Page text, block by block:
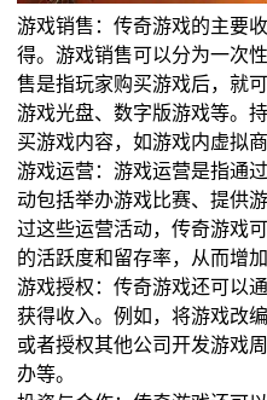
游戏销售：传奇游戏的主要
得。游戏销售可以分为一次
售是指玩家购买游戏后，就
游戏光盘、数字版游戏等。
买游戏内容，如游戏内虚拟
游戏运营：游戏运营是指通
动包括举办游戏比赛、提供
过这些运营活动，传奇游戏
的活跃度和留存率，从而增
游戏授权：传奇游戏还可以
获得收入。例如，将游戏改
或者授权其他公司开发游戏
办等。